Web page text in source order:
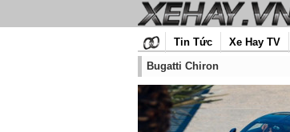
Tin Tức Xe Hay TV
Bugatti Chiron